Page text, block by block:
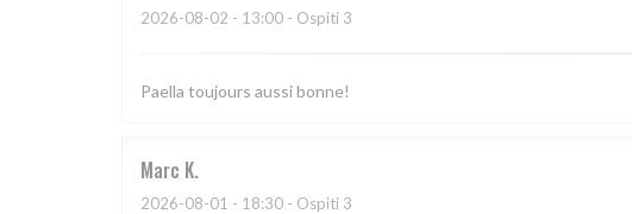
2026-08-02 - 13:00 - Ospiti 3
Paella toujours aussi bonne!
Marc K
2026-08-01 - 18:30 - Ospiti 3